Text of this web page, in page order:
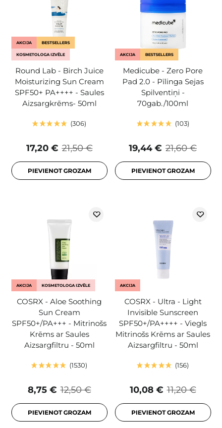
AKCIJA BESTSELLERS
KOSMETOLOGA IZVĒLE
Round Lab - Birch Juice
Moisturizing Sun Cream
SPF50+ PA++++ - Saules
Aizsargkrēms- 50ml
306
21,50 €
17,20 €
PIEVIENOT GROZAM
AKCIJA BESTSELLERS
Medicube - Zero Pore
Pad 2.0 - Pīlinga Sejas
Spilventiņi -
70gab./100ml
103
21,60 €
19,44 €
PIEVIENOT GROZAM
AKCIJA KOSMETOLOGA IZVĒLE
COSRX - Aloe Soothing
Sun Cream
SPF50+/PA+++ - Mitrinošs
Krēms ar Saules
Aizsargfiltru - 50ml
1530
12,50 €
8,75 €
PIEVIENOT GROZAM
AKCIJA
COSRX - Ultra - Light
Invisible Sunscreen
SPF50+/PA++++ - Viegls
Mitrinošs Krēms ar Saules
Aizsargfiltru - 50ml
156
11,20 €
10,08 €
PIEVIENOT GROZAM